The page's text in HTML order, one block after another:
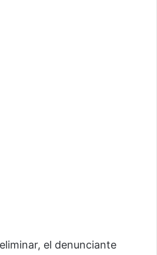
el denunciante